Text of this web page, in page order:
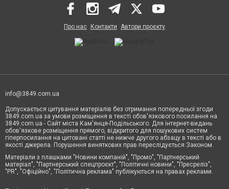
Про нас Контакти Автори проєкту
info@3849.com.ua
Допускається цитування матеріалів без отримання попередньої згоди
3849.com.ua за умови розміщення в тексті обов'язкового посилання на
3849.com.ua - Сайт міста Кам'янця-Подільського. Для інтернет-видань
обов'язкове розміщення прямого, відкритого для пошукових систем
гіперпосилання на цитовані статті не нижче другого абзацу в тексті або в
якості джерела. Порушення виняткових прав переслідується Законом.
Матеріали з плашками "Новини компаній", "Промо", "Партнерський
матеріал", "Партнерський спецпроєкт", "Політичні новини", "Пресреліз",
"PR", "Офіційно", "Політична реклама" публікуються на правах реклами.